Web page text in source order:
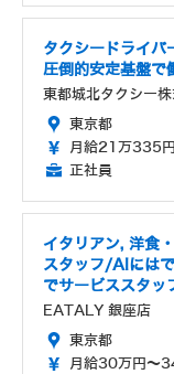
タクシードライ
圧倒的安定基盤で
東都城北タクシー
東京都
月給21万335
正社員
イタリアン, 洋食
スタッフ/AIには
でサービススタッ
EATALY 銀座店
東京都
月給30万円～